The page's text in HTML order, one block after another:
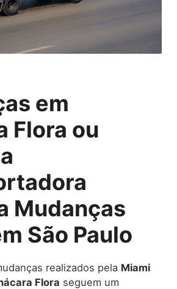
em
Flora ou
Mudanças
São Paulo
realizados pela Miami
Flora seguem um